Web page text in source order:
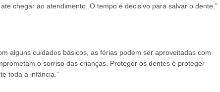
chegar ao atendimento. O tempo é decisivo para salvar o dente.”
alguns cuidados básicos, as férias podem ser aproveitadas com
o sorriso das crianças. Proteger os dentes é proteger
toda a infância.”